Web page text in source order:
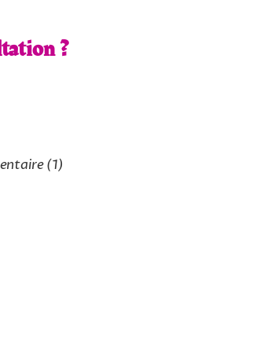
?
(1)